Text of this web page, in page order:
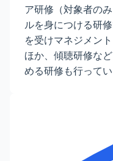
ア研修（対象者の
ルを身につける研
を受けマネジメン
ほか、傾聴研修な
める研修も行ってい